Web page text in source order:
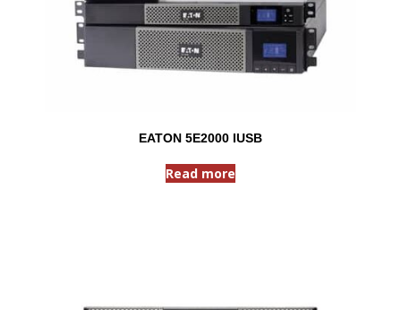
EATON 5E2000 IUSB
Read more